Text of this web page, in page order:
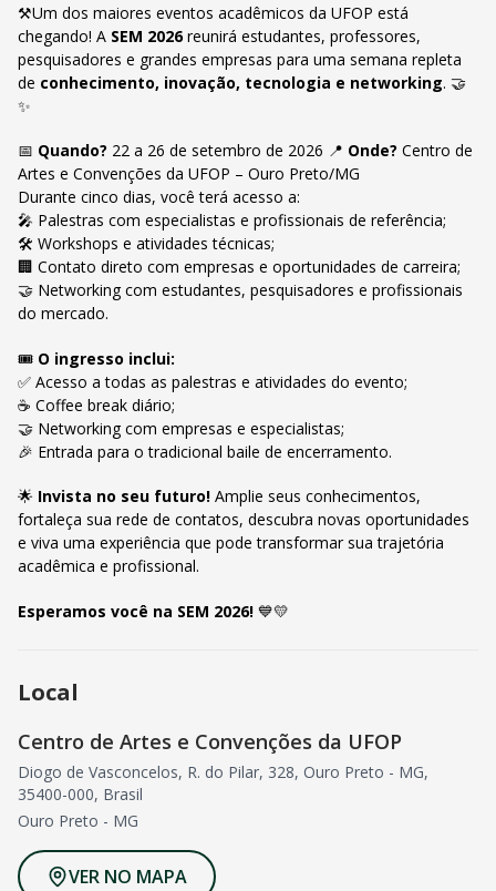
⚒️Um dos maiores eventos acadêmicos da UFOP está
chegando! A SEM 2026reunirá estudantes, professores,
pesquisadores e grandes empresas para uma semana repleta
de conhecimento, inovação, tecnologia e networking. 🤝
✨
📅 Quando? 22 a 26 de setembro de 2026 📍 Onde? Centro de
Artes e Convenções da UFOP – Ouro Preto/MG
Durante cinco dias, você terá acesso a:
🎤 Palestras com especialistas e profissionais de referência;
🛠️ Workshops e atividades técnicas;
🏢 Contato direto com empresas e oportunidades de carreira;
🤝 Networking com estudantes, pesquisadores e profissionais
do mercado.
🎟️ O ingresso inclui:
✅ Acesso a todas as palestras e atividades do evento;
☕ Coffee break diário;
🤝 Networking com empresas e especialistas;
🎉 Entrada para o tradicional baile de encerramento.
🌟 Invista no seu futuro! Amplie seus conhecimentos,
fortaleça sua rede de contatos, descubra novas oportunidades
e viva uma experiência que pode transformar sua trajetória
acadêmica e profissional.
Esperamos você na SEM 2026! 💙💛
Local
Centro de Artes e Convenções da UFOP
Diogo de Vasconcelos, R. do Pilar, 328, Ouro Preto - MG,
35400-000, Brasil
Ouro Preto - MG
VER NO MAPA